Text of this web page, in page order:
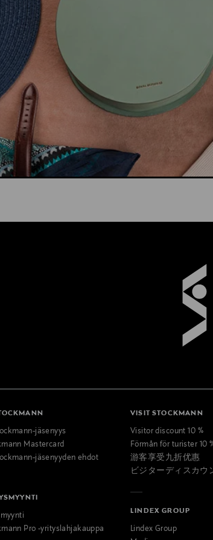
Alk. 6,90 €, kun toimitus on saatavilla
jäsenyys
Mastercard
jäsenyyden ehdot
Pro -yrityslahjakauppa
VISIT STOCKMANN
Visitor discount 10 %
Förmån för turister 10
游客享受九折优惠
ビジターディスカウ
LINDEX GROUP
Lindex Group